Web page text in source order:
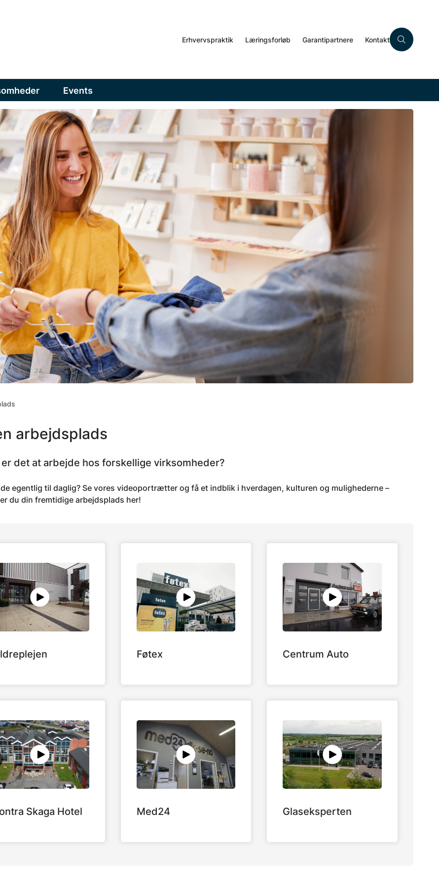
Erhvervspraktik Læringsforløb Garantipartnere Kontakt
Events
arbejdsplads
det at arbejde hos forskellige virksomheder?
egentlig til daglig? Se vores videoportrætter og få et indblik i hverdagen, kulturen og mulighederne –
du din fremtidige arbejdsplads her!
Føtex Centrum Auto
Skaga Hotel Med24 Glaseksperten